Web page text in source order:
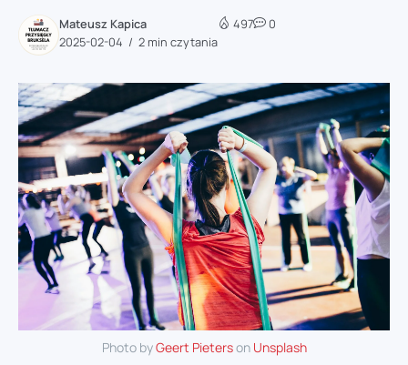
Mateusz Kapica
2025-02-04
2 min czytania
497 0
Photo byGeert Pieterson Unsplash